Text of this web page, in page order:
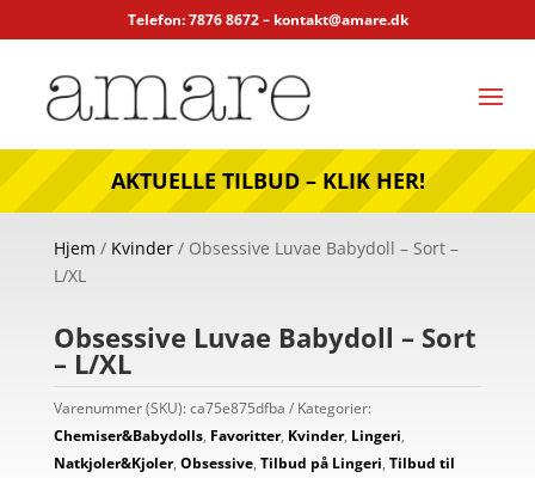
Telefon: 7876 8672 – kontakt@amare.dk
AKTUELLE TILBUD – KLIK HER!
Hjem / Kvinder/ Obsessive Luvae Babydoll – Sort –
L/XL
Obsessive Luvae Babydoll – Sort
– L/XL
Varenummer (SKU): ca75e875dfba
Kategorier:
Chemiser&Babydolls, Favoritter, Kvinder, Lingeri,
Natkjoler&Kjoler, Obsessive, Tilbud på Lingeri, Tilbud til